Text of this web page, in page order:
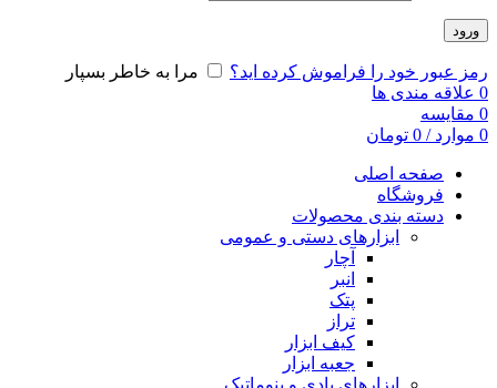
ورود
رمز عبور خود را فراموش کرده اید؟
مرا به خاطر بسپار
0 علاقه مندی ها
0 مقایسه
0 موارد /
0 تومان
صفحه اصلی
فروشگاه
دسته بندی محصولات
ابزارهای دستی و عمومی
آچار
انبر
پتک
تراز
کیف ابزار
جعبه ابزار
ابزارهای بادی و پنوماتیک